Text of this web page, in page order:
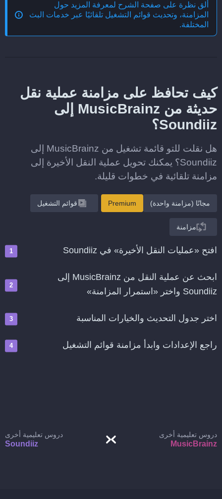
ألق نظرة على صفحة الشرح لمعرفة المزيد حول
المزامنة، وتحديث قوائم التشغيل تلقائيًا عبر خدمات البث
المختلفة.
كيف تحافظ على مزامنة عملية نقل
حديثة من MusicBrainz إلى
Soundiiz؟
هل نقلت للتو قائمة تشغيل من MusicBrainz إلى
Soundiiz؟ يمكنك تحويل عملية النقل الأخيرة إلى
مزامنة تلقائية في خطوات قليلة.
مجانًا (مزامنة واحدة) Premium قوائم التشغيل
مزامنة
افتح «عمليات النقل الأخيرة» في Soundiiz
ابحث عن عملية النقل من MusicBrainz إلى
Soundiiz واختر «استمرار المزامنة»
اختر جدول التحديث والخيارات المناسبة
راجع الإعدادات وابدأ مزامنة قوائم التشغيل
دروس تعليمية أخرى
MusicBrainz
دروس تعليمية أخرى
Soundiiz